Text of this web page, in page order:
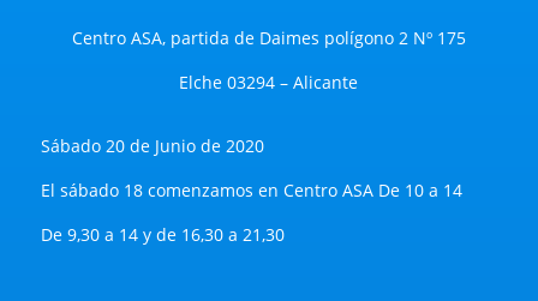
Centro ASA, partida de Daimes polígono 2 Nº 175
Elche 03294 – Alicante
Sábado 20 de Junio de 2020
El sábado 18 comenzamos en Centro ASA De 10 a 14
De 9,30 a 14 y de 16,30 a 21,30